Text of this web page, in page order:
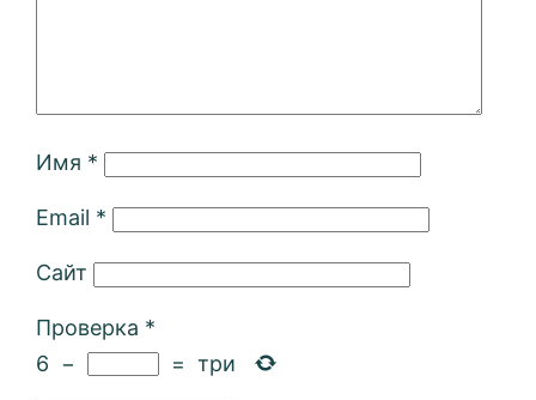
Имя *
Email *
Сайт
Проверка *
6 − = три